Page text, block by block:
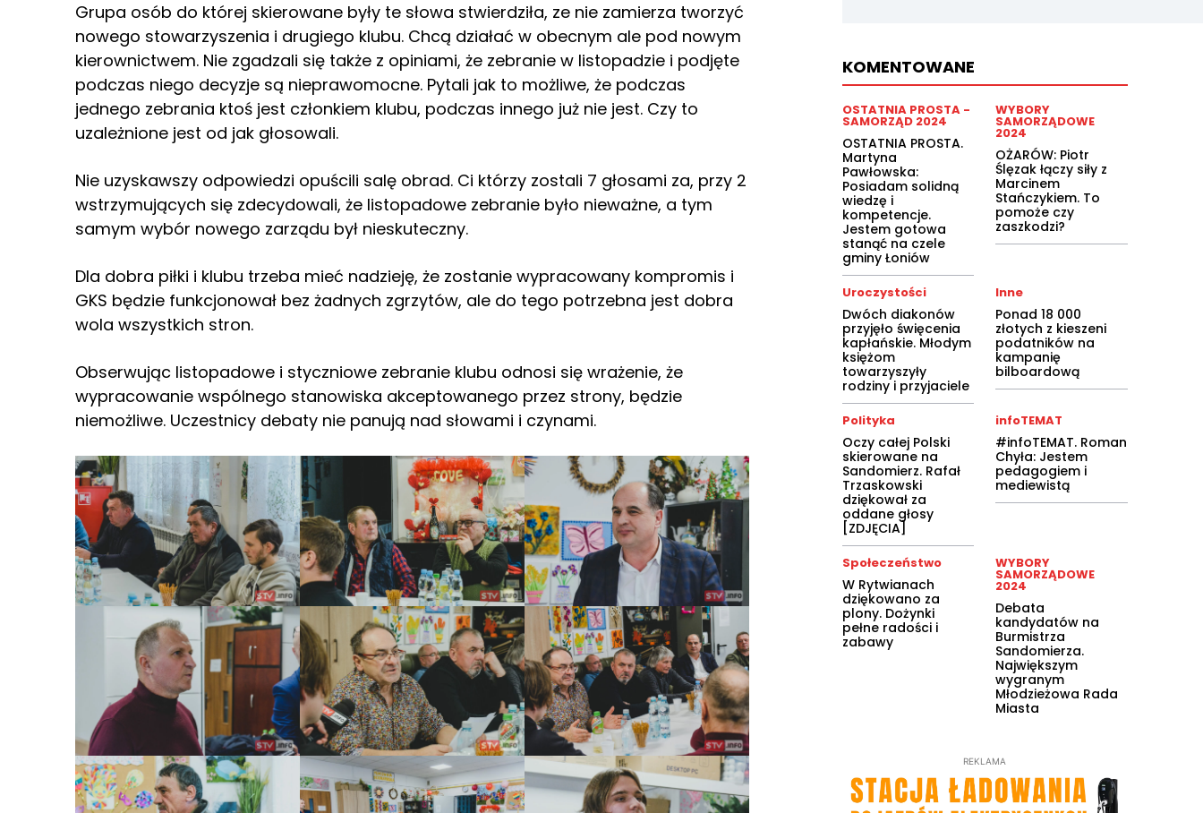
Grupa osób do której skierowane były te słowa stwierdziła, ze nie zamierza tworzyć
nowego stowarzyszenia i drugiego klubu. Chcą działać w obecnym ale pod nowym
kierownictwem. Nie zgadzali się także z opiniami, że zebranie w listopadzie i podjęte
podczas niego decyzje są nieprawomocne. Pytali jak to możliwe, że podczas
jednego zebrania ktoś jest członkiem klubu, podczas innego już nie jest. Czy to
uzależnione jest od jak głosowali.
Nie uzyskawszy odpowiedzi opuścili salę obrad. Ci którzy zostali 7 głosami za, przy 2
wstrzymujących się zdecydowali, że listopadowe zebranie było nieważne, a tym
samym wybór nowego zarządu był nieskuteczny.
Dla dobra piłki i klubu trzeba mieć nadzieję, że zostanie wypracowany kompromis i
GKS będzie funkcjonował bez żadnych zgrzytów, ale do tego potrzebna jest dobra
wola wszystkich stron.
Obserwując listopadowe i styczniowe zebranie klubu odnosi się wrażenie, że
wypracowanie wspólnego stanowiska akceptowanego przez strony, będzie
niemożliwe. Uczestnicy debaty nie panują nad słowami i czynami.
KOMENTOWANE
OSTATNIA PROSTA -
SAMORZĄD 2024
OSTATNIA PROSTA.
Martyna
Pawłowska:
Posiadam solidną
wiedzę i
kompetencje.
Jestem gotowa
stanąć na czele
gminy Łoniów
WYBORY
SAMORZĄDOWE
2024
OŻARÓW: Piotr
Ślęzak łączy siły z
Marcinem
Stańczykiem. To
pomoże czy
zaszkodzi?
Uroczystości
Dwóch diakonów
przyjęło święcenia
kapłańskie. Młodym
księżom
towarzyszyły
rodziny i przyjaciele
Inne
Ponad 18 000
złotych z kieszeni
podatników na
kampanię
bilboardową
Polityka
Oczy całej Polski
skierowane na
Sandomierz. Rafał
Trzaskowski
dziękował za
oddane głosy
[ZDJĘCIA]
infoTEMAT
#infoTEMAT. Roman
Chyła: Jestem
pedagogiem i
mediewistą
Społeczeństwo
W Rytwianach
dziękowano za
plony. Dożynki
pełne radości i
zabawy
WYBORY
SAMORZĄDOWE
2024
Debata
kandydatów na
Burmistrza
Sandomierza.
Największym
wygranym
Młodzieżowa Rada
Miasta
REKLAMA